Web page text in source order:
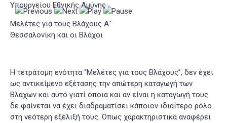
Υπουργείου Εθνικής Αμύνης
Μελέτες για τους Βλάχους Α`
Θεσσαλονίκη και οι Βλάχοι
Η τετράτομη ενότητα “Μελέτες για τους Βλάχους”, δεν έχει
ως αντικείμενο εξέτασης την απώτερη καταγωγή των
Βλάχων και αυτό γιατί όποια και αν είναι η καταγωγή τους
δε φαίνεται να έχει διαδραματίσει κάποιον ιδιαίτερο ρόλο
στη νεότερη εξέλιξή τους. Όπως χαρακτηριστικά αναφέρει